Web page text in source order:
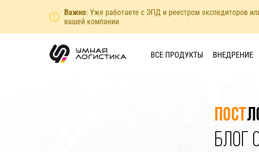
Важно: Уже работаете с ЭПД и реестром экспедиторов
вашей компании
ВСЕ ПРОДУКТЫ ВНЕДРЕНИЕ
Пост
БЛОГ